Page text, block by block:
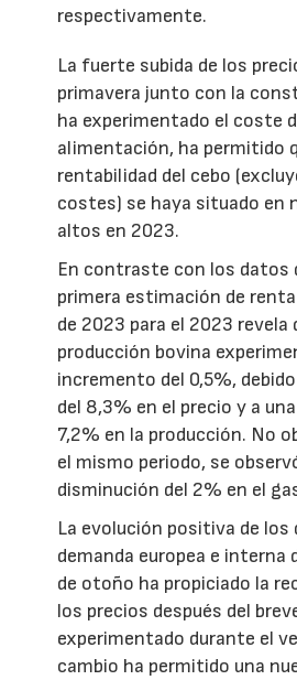
respectivamente.
La fuerte subida de los
primavera junto con la
ha experimentado el coste
alimentación, ha permitido
rentabilidad del cebo
costes) se haya situado en
altos en 2023.
En contraste con los datos
primera estimación de
de 2023 para el 2023 revela
producción bovina
incremento del 0,5%,
del 8,3% en el precio y a
7,2% en la producción. No
el mismo periodo, se
disminución del 2% en el
La evolución positiva de los
demanda europea e interna
de otoño ha propiciado la
los precios después del
experimentado durante el
cambio ha permitido una